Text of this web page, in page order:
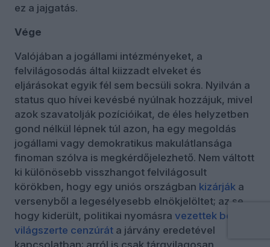
ez a jajgatás.
Vége
Valójában a jogállami intézményeket, a
felvilágosodás által kiizzadt elveket és
eljárásokat egyik fél sem becsüli sokra. Nyilván a
status quo hívei kevésbé nyúlnak hozzájuk, mivel
azok szavatolják pozícióikat, de éles helyzetben
gond nélkül lépnek túl azon, ha egy megoldás
jogállami vagy demokratikus makulátlansága
finoman szólva is megkérdőjelezhető. Nem váltott
ki különösebb visszhangot felvilágosult
körökben, hogy egy uniós országban kizárják a
versenyből a legesélyesebb elnökjelöltet; az se,
hogy kiderült, politikai nyomásra vezettek be
világszerte cenzúrát a járvány eredetével
kapcsolatban; arról is csak tárgyilagosan